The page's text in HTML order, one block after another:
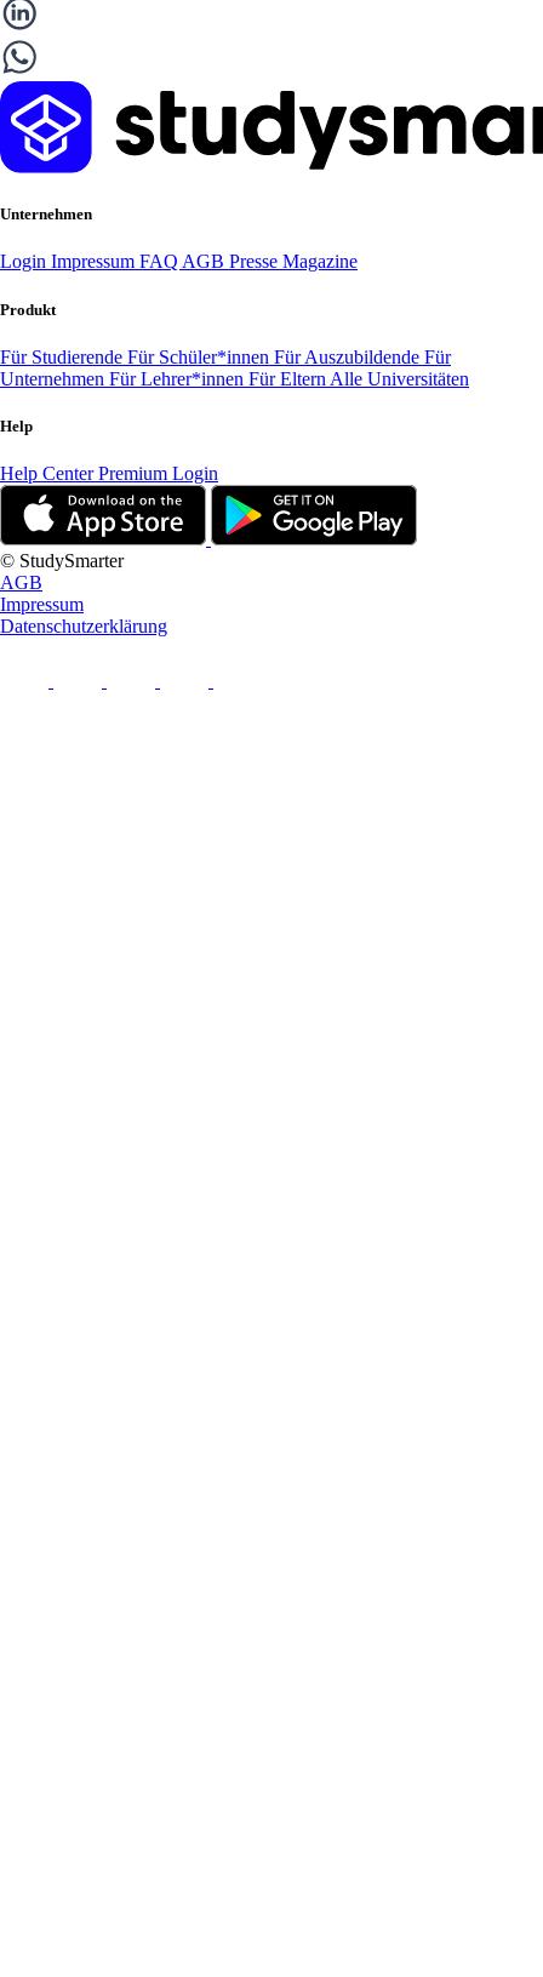
Unternehmen
Login Impressum FAQ AGB Presse Magazine
Produkt
Für Studierende Für Schüler*innen Für Auszubildende Für
Unternehmen Für Lehrer*innen Für Eltern Alle Universitäten
Help
Help CenterPremium Login
© StudySmarter
AGB
Impressum
Datenschutzerklärung